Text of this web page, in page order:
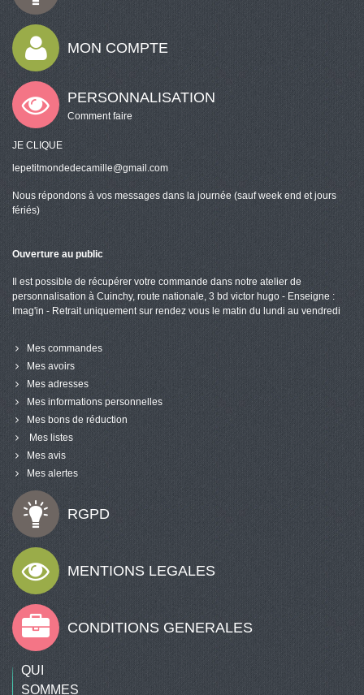
MON COMPTE
PERSONNALISATION
Comment faire
JE CLIQUE
RGPD
MENTIONS LEGALES
CONDITIONS GENERALES
QUI
SOMMES
lepetitmondedecamille@gmail.com
Nous répondons à vos messages dans la journée (sauf week end et jours
fériés)
Ouverture au public
Il est possible de récupérer votre commande dans notre atelier de
personnalisation à Cuinchy, route nationale, 3 bd victor hugo - Enseigne :
Imag'in - Retrait uniquement sur rendez vous le matin du lundi au vendredi
Mes commandes
Mes avoirs
Mes adresses
Mes informations personnelles
Mes bons de réduction
Mes listes
Mes avis
Mes alertes